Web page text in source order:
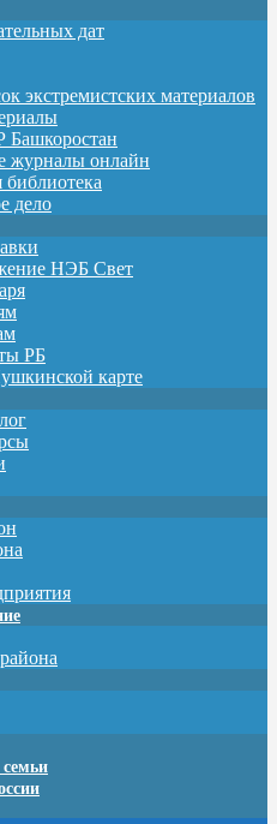
дат
экстремистских материалов
Башкоростан
журналы онлайн
дело
НЭБ Свет
РБ
карте